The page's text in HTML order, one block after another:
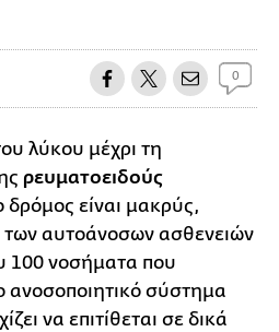
0
λύκου μέχρι τη
ρευματοειδούς
δρόμος είναι μακρύς,
των αυτοάνοσων ασθενειών
100 νοσήματα που
ανοσοποιητικό σύστημα
να επιτίθεται σε δικά